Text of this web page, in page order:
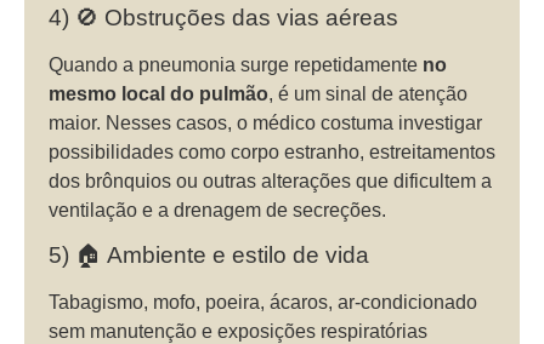
4) 🚫 Obstruções das vias aéreas
Quando a pneumonia surge repetidamente no
mesmo local do pulmão, é um sinal de atenção
maior. Nesses casos, o médico costuma investigar
possibilidades como corpo estranho, estreitamentos
dos brônquios ou outras alterações que dificultem a
ventilação e a drenagem de secreções.
5) 🏠 Ambiente e estilo de vida
Tabagismo, mofo, poeira, ácaros, ar-condicionado
sem manutenção e exposições respiratórias